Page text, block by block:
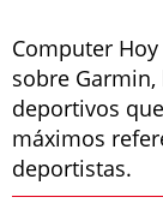
Computer
sobre
deportivos
máximos
deportistas.